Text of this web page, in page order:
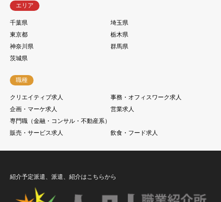
エリア
千葉県
埼玉県
東京都
栃木県
神奈川県
群馬県
茨城県
職種
クリエイティブ求人
事務・オフィスワーク求人
企画・マーケ求人
営業求人
専門職（金融・コンサル・不動産系）
販売・サービス求人
飲食・フード求人
紹介予定派遣、派遣、紹介はこちらから